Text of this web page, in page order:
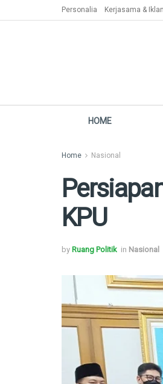
Personalia Kerjasama & Iklan
HOME
Home Nasional
KPU
by Ruang Politik in Nasional